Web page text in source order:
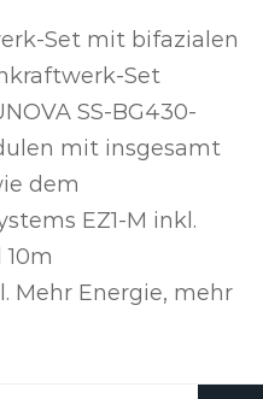
Set mit bifazialen
Set
SS-BG430-
mit insgesamt
dem
EZ1-M inkl.
Mehr Energie, mehr